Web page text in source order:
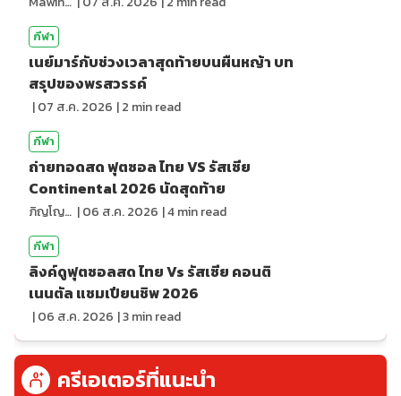
กีฬา
เนย์มาร์กับช่วงเวลาสุดท้ายบนผืนหญ้า บท
สรุปของพรสวรรค์
|07 ส.ค. 2026 |2 min read
กีฬา
ถ่ายทอดสด ฟุตซอล ไทย VS รัสเซีย
Continental 2026 นัดสุดท้าย
ภิญโญ ส่องแสง |06 ส.ค. 2026 |4min read
กีฬา
ลิงค์ดูฟุตซอลสด ไทย Vs รัสเซีย คอนติ
เนนตัล แชมเปียนชิพ 2026
|06 ส.ค. 2026 |3min read
ครีเอเตอร์ที่แนะนำ